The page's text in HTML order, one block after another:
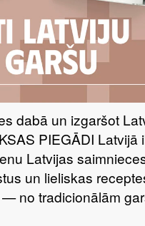
dabā un izgaršot
PIEGĀDI Latvijā
Latvijas
un lieliskas
no tradicionālām